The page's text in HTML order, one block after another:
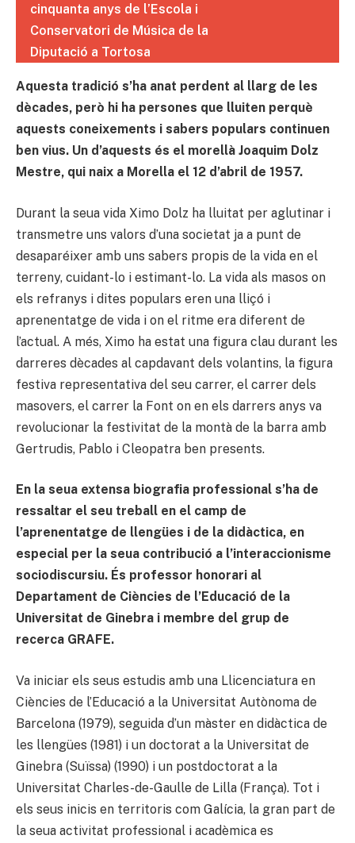
cinquanta anys de l’Escola i
Conservatori de Música de la
Diputació a Tortosa
Aquesta tradició s’ha anat perdent al llarg de les
dècades, però hi ha persones que lluiten perquè
aquests coneixements i sabers populars continuen
ben vius. Un d’aquests és el morellà Joaquim Dolz
Mestre, qui naix a Morella el 12 d’abril de 1957.
Durant la seua vida Ximo Dolz ha lluitat per aglutinar i
transmetre uns valors d’una societat ja a punt de
desaparéixer amb uns sabers propis de la vida en el
terreny, cuidant-lo i estimant-lo. La vida als masos on
els refranys i dites populars eren una lliçó i
aprenentatge de vida i on el ritme era diferent de
l’actual. A més, Ximo ha estat una figura clau durant les
darreres dècades al capdavant dels volantins, la figura
festiva representativa del seu carrer, el carrer dels
masovers, el carrer la Font on en els darrers anys va
revolucionar la festivitat de la montà de la barra amb
Gertrudis, Pablo i Cleopatra ben presents.
En la seua extensa biografia professional s’ha de
ressaltar el seu treball en el camp de
l’aprenentatge de llengües i de la didàctica, en
especial per la seua contribució a l’interaccionisme
sociodiscursiu. És professor honorari al
Departament de Ciències de l’Educació de la
Universitat de Ginebra i membre del grup de
recerca GRAFE.
Va iniciar els seus estudis amb una Llicenciatura en
Ciències de l’Educació a la Universitat Autònoma de
Barcelona (1979), seguida d’un màster en didàctica de
les llengües (1981) i un doctorat a la Universitat de
Ginebra (Suïssa) (1990) i un postdoctorat a la
Universitat Charles-de-Gaulle de Lilla (França). Tot i
els seus inicis en territoris com Galícia, la gran part de
la seua activitat professional i acadèmica es